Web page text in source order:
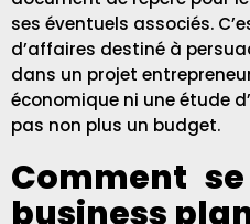
ses éventuels associés.
d’affaires destiné à
dans un projet
économique ni une étude
pas non plus un budget.
Comment
business